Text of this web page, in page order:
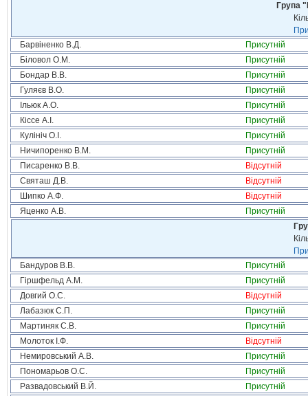
Група
Барвіненко В.Д.
Присутній
Біловол О.М.
Присутній
Бондар В.В.
Присутній
Гуляєв В.О.
Присутній
Ільюк А.О.
Присутній
Кіссе А.І.
Присутній
Кулініч О.І.
Присутній
Ничипоренко В.М.
Присутній
Писаренко В.В.
Відсутній
Святаш Д.В.
Відсутній
Шипко А.Ф.
Відсутній
Яценко А.В.
Присутній
Бандуров В.В.
Присутній
Гіршфельд А.М.
Присутній
Довгий О.С.
Відсутній
Лабазюк С.П.
Присутній
Мартиняк С.В.
Присутній
Молоток І.Ф.
Відсутній
Немировський А.В.
Присутній
Пономарьов О.С.
Присутній
Развадовський В.Й.
Присутній